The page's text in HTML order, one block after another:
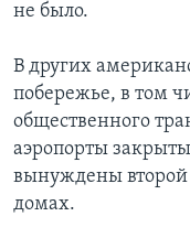
не было.
В других
побережье, в том
общественного
аэропорты
вынуждены второй
домах.